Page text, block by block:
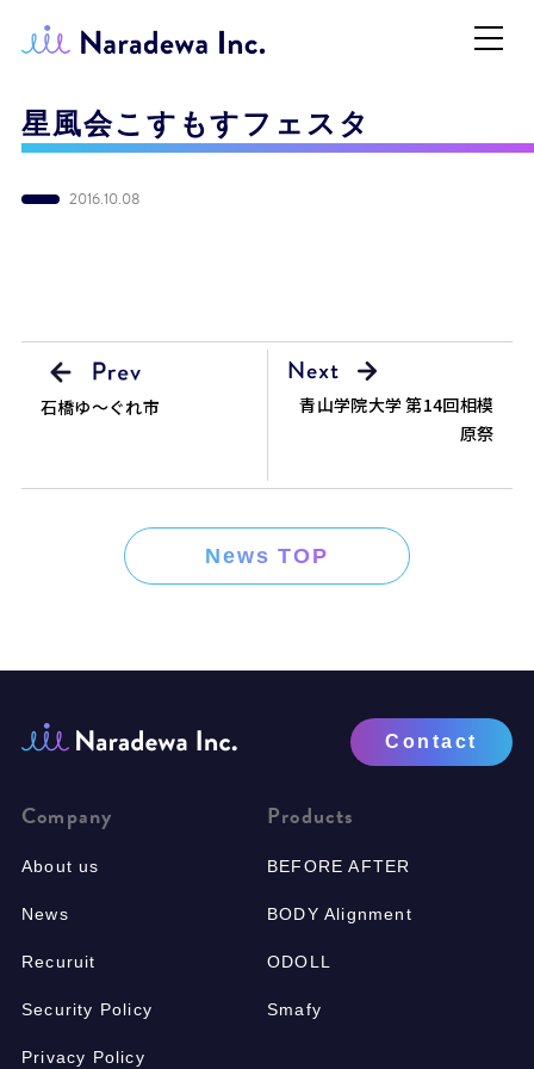
星風会こすもすフェスタ
2016.10.08
石橋ゆ〜ぐれ市
青山学院大学 第14回相模
原祭
News TOP
Contact
Company
About us
News
Recuruit
Security Policy
Privacy Policy
Products
BEFORE AFTER
BODY Alignment
ODOLL
Smafy